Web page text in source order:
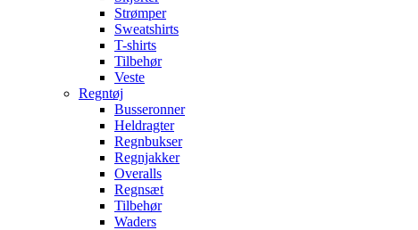
Strømper
Sweatshirts
T-shirts
Tilbehør
Veste
Regntøj
Busseronner
Heldragter
Regnbukser
Regnjakker
Overalls
Regnsæt
Tilbehør
Waders